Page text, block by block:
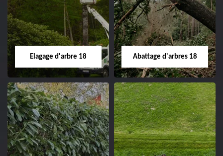
Artisan paysagiste 18
Cher tel: 02.52.56.49.40
changement
grillage et clôture
18
Spécialiste en pose et
changement grillage et
clôture 18 Cher tel:
02.52.56.49.40
Elagage d'arbre 18
Elagage d'arbre 18
Entreprise élagage
Abattage d'arbres 18
Abattage d'arbres
18